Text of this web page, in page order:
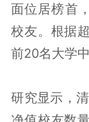
面位居榜首
校友。根据
前20名大学
研究显示，